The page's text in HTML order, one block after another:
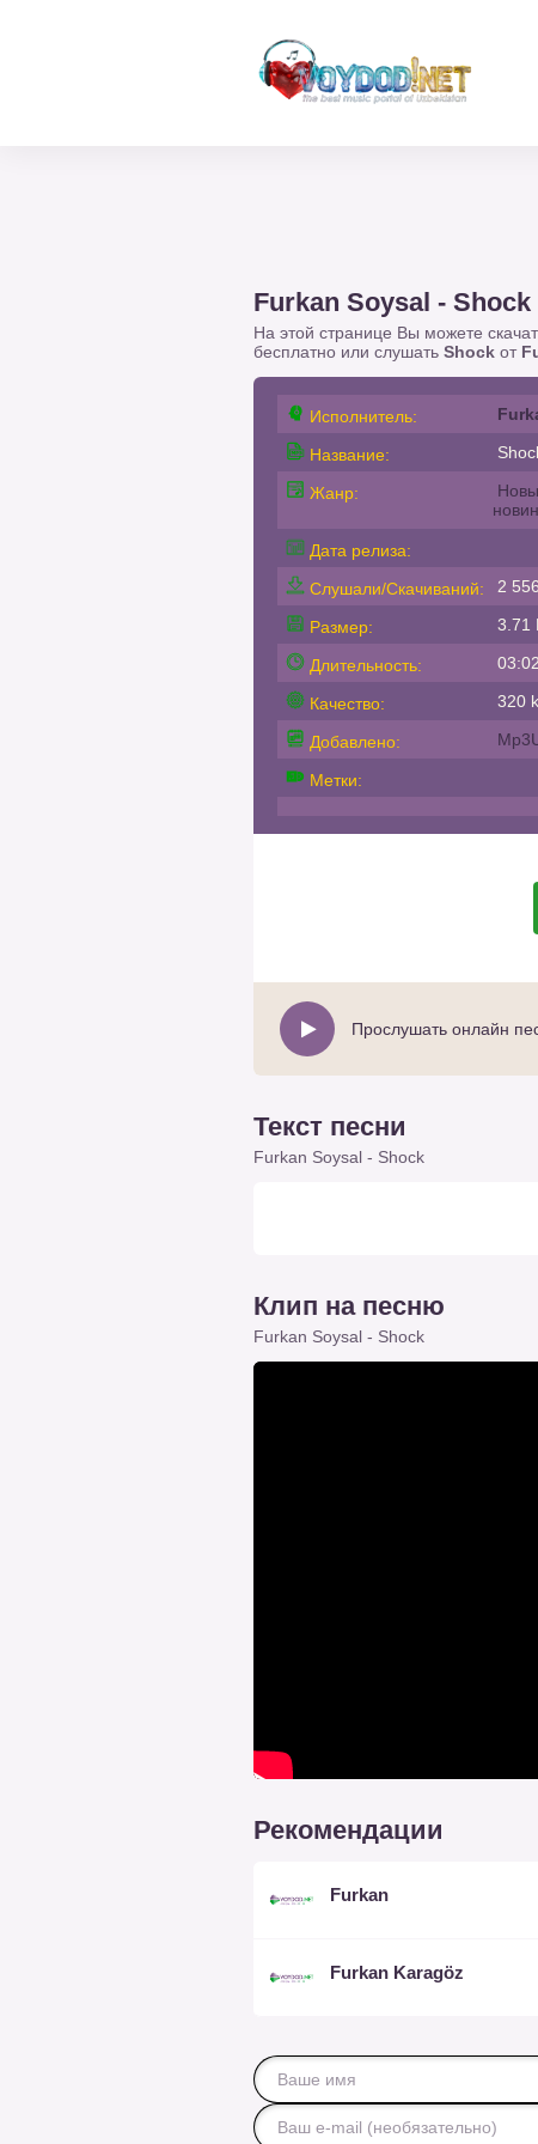
Furkan Soysal - Shock
На этой странице Вы можете
бесплатно или слушать Shock от
Исполнитель:
Название:
Жанр:
Дата релиза:
Слушали/Скачиваний:
2 556
Размер: 3.71
Длительность: 03:02
Качество: 320
Добавлено:
Метки:
Прослушать онлайн
Текст песни
Furkan Soysal - Shock
Клип на песню
Furkan Soysal - Shock
Рекомендации
Furkan
Furkan Karagöz